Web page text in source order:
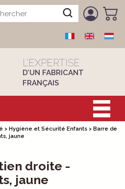
L’EXPERTISE
D’UN FABRICANT
FRANÇAIS
> Hygiène et Sécurité Enfants > Barre de
jaune
droite -
jaune